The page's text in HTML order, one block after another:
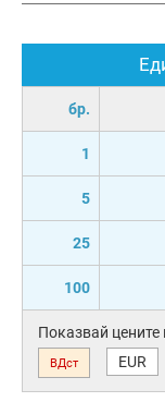
бр.
1
5
25
100
Показвай цените
ВДст EUR